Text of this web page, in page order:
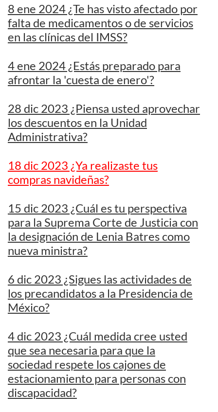
8 ene 2024 ¿Te has visto afectado por
falta de medicamentos o de servicios
en las clínicas del IMSS?
4 ene 2024 ¿Estás preparado para
afrontar la 'cuesta de enero'?
28 dic 2023 ¿Piensa usted aprovechar
los descuentos en la Unidad
Administrativa?
18 dic 2023 ¿Ya realizaste tus
compras navideñas?
15 dic 2023 ¿Cuál es tu perspectiva
para la Suprema Corte de Justicia con
la designación de Lenia Batres como
nueva ministra?
6 dic 2023 ¿Sigues las actividades de
los precandidatos a la Presidencia de
México?
4 dic 2023 ¿Cuál medida cree usted
que sea necesaria para que la
sociedad respete los cajones de
estacionamiento para personas con
discapacidad?